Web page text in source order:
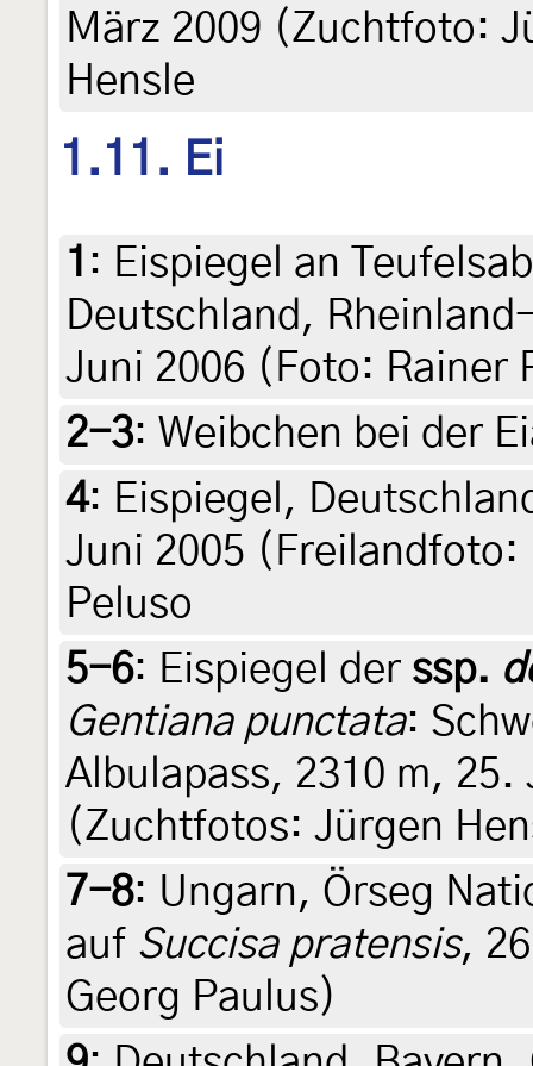
März 2009 (Zuchtfoto:
Hensle
1.11. Ei
1 : Eispiegel an
Deutschland,
Juni 2006 (Foto: Rainer
2-3: Weibchen bei der
4: Eispiegel,
Juni 2005
Peluso
5-6: Eispiegel der ssp.
Gentiana punctata:
Albulapass, 2310 m,
(Zuchtfotos: Jürgen
7-8: Ungarn, Örseg
auf Succisa pratensis,
Georg Paulus)